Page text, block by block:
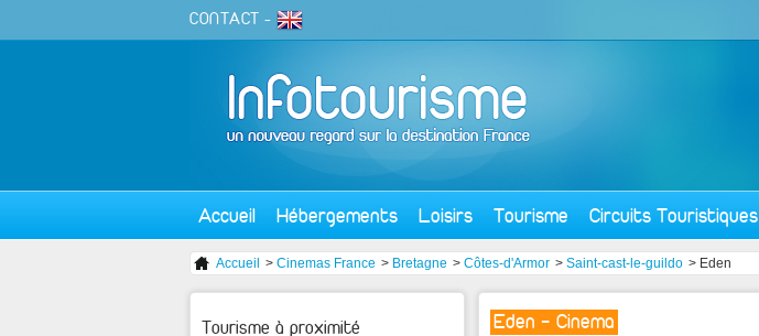
CONTACT -
Accueil Hébergements Loisirs Tourisme Circuits Touristiques
Accueil > Cinemas France > Bretagne > Côtes-d'Armor > Saint-cast-le-guildo > Eden
Eden - Cinema
Tourisme à proximité